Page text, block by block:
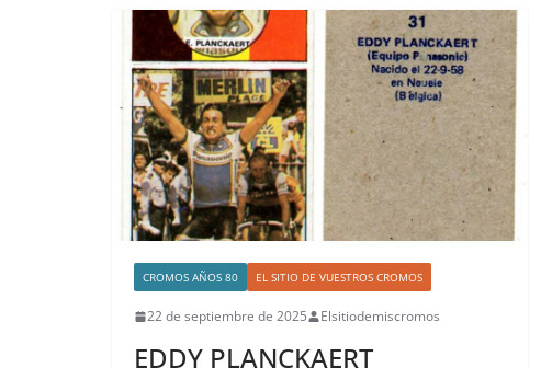
CROMOS AÑOS 80 EL SITIO DE VUESTROS CROMOS
22 de septiembre de 2025 Elsitiodemiscromos
EDDY PLANCKAERT